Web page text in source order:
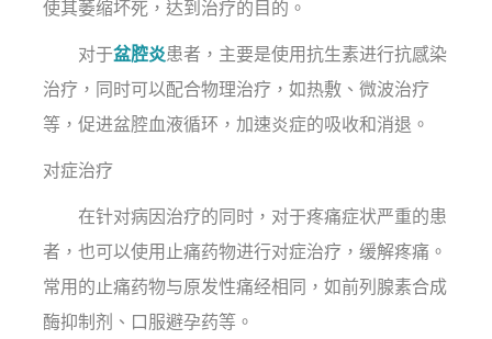
使其萎缩坏死，达到治疗的目的。
对于盆腔炎患者，主要是使用抗生素进行抗感染
治疗，同时可以配合物理治疗，如热敷、微波治疗
等，促进盆腔血液循环，加速炎症的吸收和消退。
对症治疗
在针对病因治疗的同时，对于疼痛症状严重的患
者，也可以使用止痛药物进行对症治疗，缓解疼痛。
常用的止痛药物与原发性痛经相同，如前列腺素合成
酶抑制剂、口服避孕药等。